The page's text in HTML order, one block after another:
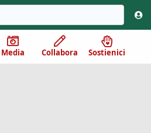
Media Collabora Sostienici